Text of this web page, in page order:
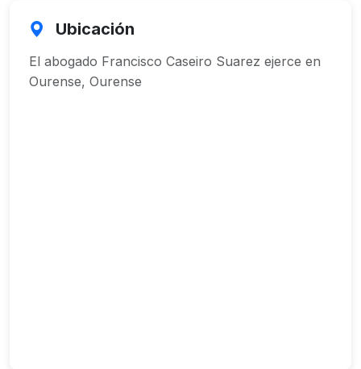
Ubicación
El abogado Francisco Caseiro Suarez ejerce en
Ourense, Ourense